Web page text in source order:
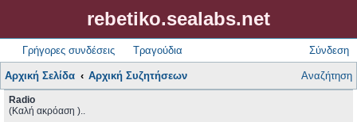
rebetiko.sealabs.net
Γρήγορες συνδέσεις Τραγούδια Σύνδεση
Αρχική Σελίδα Αρχική Συζητήσεων Αναζήτηση
Radio
(Καλή ακρόαση )..